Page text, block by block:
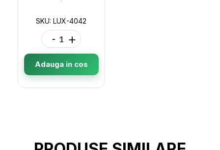
SKU: LUX-4042
- +
Adauga in cos